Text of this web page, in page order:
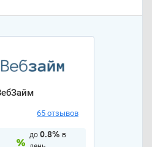
65 отзывов
до 0.8% в